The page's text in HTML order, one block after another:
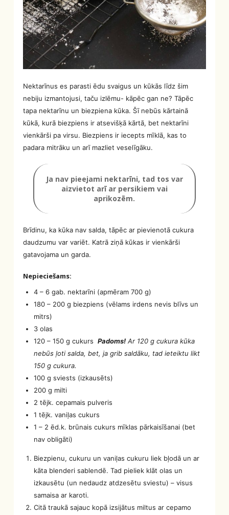
Nektarīnus es parasti ēdu svaigus un kūkās līdz šim
nebiju izmantojusi, taču izlēmu- kāpēc gan ne? Tāpēc
tapa nektarīnu un biezpiena kūka. Šī nebūs kārtainā
kūkā, kurā biezpiens ir atsevišķā kārtā, bet nektarīni
vienkārši pa virsu. Biezpiens ir iecepts mīklā, kas to
padara mitrāku un arī mazliet veselīgāku.
Ja nav pieejami nektarīni, tad tos var
aizvietot arī ar persikiem vai
aprikozēm.
Brīdinu, ka kūka nav salda, tāpēc ar pievienotā cukura
daudzumu var variēt. Katrā ziņā kūkas ir vienkārši
gatavojama un garda.
Nepieciešams:
4 – 6 gab. nektarīni (apmēram 700 g)
180 – 200 g biezpiens (vēlams irdens nevis blīvs un
mitrs)
3 olas
120 – 150 g cukursPadoms! Ar 120 g cukura kūka
nebūs ļoti salda, bet, ja grib saldāku, tad ieteiktu likt
150 g cukura.
100 g sviests (izkausēts)
200 g milti
2 tējk. cepamais pulveris
1 tējk. vaniļas cukurs
1 – 2 ēd.k. brūnais cukurs mīklas pārkaisīšanai (bet
nav obligāti)
Biezpienu, cukuru un vaniļas cukuru liek bļodā un ar
kāta blenderi sablendē. Tad pieliek klāt olas un
izkausētu (un nedaudz atdzesētu sviestu) – visus
samaisa ar karoti.
Citā traukā sajauc kopā izsijātus miltus ar cepamo